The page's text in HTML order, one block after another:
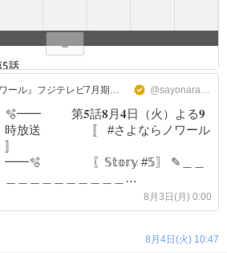
『さよならノワール』フジテレビ7月期火9ドラマ【公式】 @sayonaranoir_cx
🫧━━ 第𝟓話𝟖月𝟒日（火）よる𝟗
時放送 〚 #さよならノワール
〛
━━🫧 〖𝕊𝕥𝕠𝕣𝕪 #𝟝〗 ✎︎＿＿
┏…………………………………………
……………┓ 夏海(#小池栄子)や河
8月3日(月) 0:00
8月4日(火) 10:47